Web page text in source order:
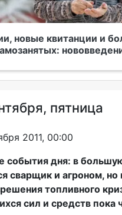
новые квитанции и
пятница
2011, 00:00
события дня: в
сварщик и агроном, но
топливного
сил и средств пока